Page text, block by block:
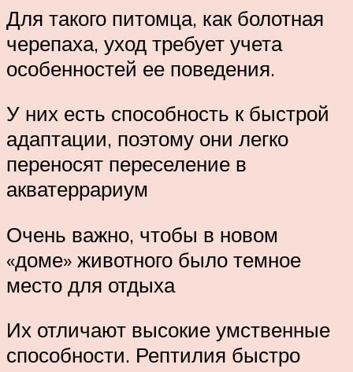
Для такого питомца, как болотная
черепаха, уход требует учета
особенностей ее поведения.
У них есть способность к быстрой
адаптации, поэтому они легко
переносят переселение в
акватеррариум
Очень важно, чтобы в новом
«доме» животного было темное
место для отдыха
Их отличают высокие умственные
способности. Рептилия быстро